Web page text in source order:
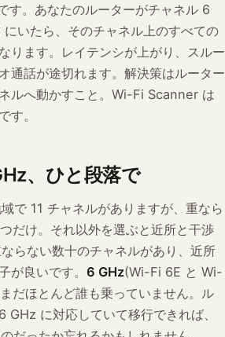
す。あなたのルーターがチャネル 6
いたら、そのチャネル上のすべての
ります。レイテンシが上がり、スルー
通話が途切れます。解決策はルーター
ルへ動かすこと。Wi-Fi Scanner は
す。
、ひと段落で
で 11 チャネルがありますが、重なら
だけ。それ以外を選ぶと近所と干渉
らない数十のチャネルがあり、近所
が良いです。 6 GHz(Wi-Fi 6E と Wi-
だほとんど誰も乗っていません。ル
に対応していて移行できれば、